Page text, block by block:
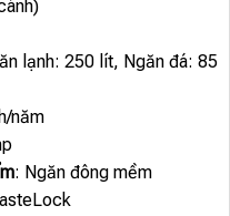
lạnh: 250 lít, Ngăn đá: 85
năm
: Ngăn đông mềm